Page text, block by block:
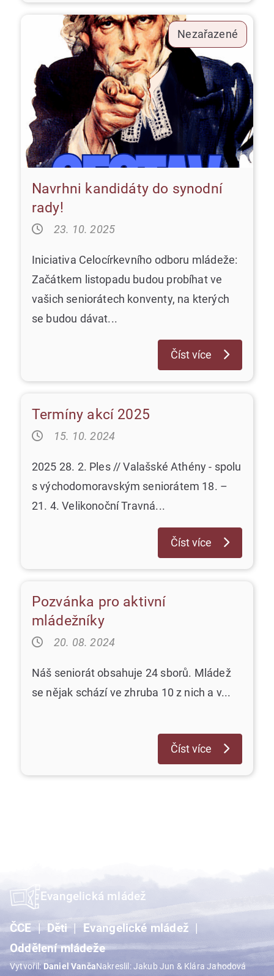
Nezařazené
Navrhni kandidáty do synodní
rady!
23. 10. 2025
Iniciativa Celocírkevního odboru mládeže:
Začátkem listopadu budou probíhat ve
vašich seniorátech konventy, na kterých
se budou dávat...
Číst více
Termíny akcí 2025
15. 10. 2024
2025 28. 2. Ples // Valašské Athény - spolu
s východomoravským seniorátem 18. –
21. 4. Velikonoční Travná...
Číst více
Pozvánka pro aktivní
mládežníky
20. 08. 2024
Náš seniorát obsahuje 24 sborů. Mládež
se nějak schází ve zhruba 10 z nich a v...
Číst více
Evangelická mládež
ČCE Děti
Evangelické mládež
Oddělení mládeže
Vytvořil:Daniel VančaNakreslil: Jakub Jun & Klára Jahodová